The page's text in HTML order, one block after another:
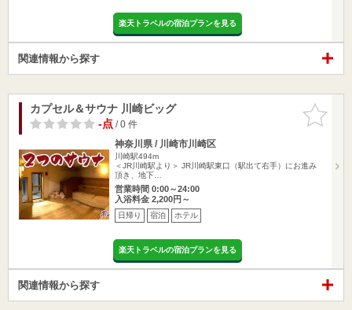
楽天トラベルの宿泊プランを見る
関連情報から探す
お気に入
りに追加
カプセル＆サウナ 川崎ビッグ
-点/ 0 件
神奈川県 / 川崎市川崎区
川崎駅494m
＜JR川崎駅より＞ JR川崎駅東口（駅出て右手）にお進み
頂き、地下…
営業時間 0:00～24:00
入浴料金 2,200円～
日帰り 宿泊 ホテル
楽天トラベルの宿泊プランを見る
関連情報から探す